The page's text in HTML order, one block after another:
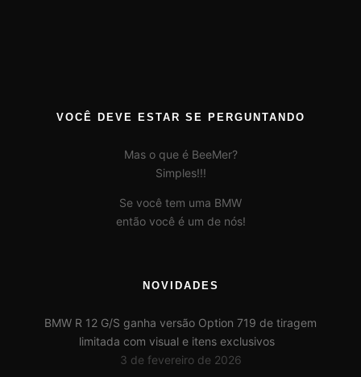
VOCÊ DEVE ESTAR SE PERGUNTANDO
Mas o que é BeeMer?
Simples!!!
Se você tem uma BMW
então você é um de nós!
NOVIDADES
BMW R 12 G/S ganha versão Option 719 de tiragem
limitada com visual e itens exclusivos
3 de fevereiro de 2026